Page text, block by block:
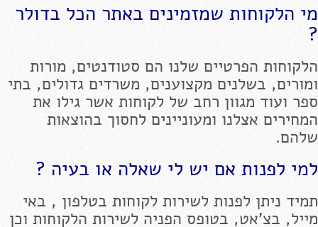
מי הלקוחות שמזמינים באתר הכל בדולר
?
הלקוחות הפרטיים שלנו הם סטודנטים, מורות
ומורים, בשלנים מקצוענים, משרדים גדולים, בתי
ספר ועוד מגוון רחב של לקוחות אשר גילו את
המחירים אצלנו ומעוניינים לחסוך בהוצאות
שלהם.
למי לפנות אם יש לי שאלה או בעיה ?
תמיד ניתן לפנות לשירות לקוחות בטלפון , באי
מייל, בצ'אט, בטופס הפניה לשירות הלקוחות וכן